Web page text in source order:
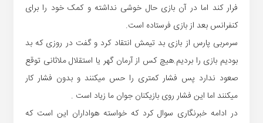
فرار کند اما در آن بازی حال خوشی نداشته و کمک خود را برای
کنفرانس بعد از بازی فرستاده است.
سرمربی پارس از بازی بد تیمش انتقاد کرد و گفت در روزی که بد
بودیم بازی را بردیم.هیچ کس از آرمان گهر یا استقلال ملاثانی توقع
صعود ندارد پس فشار کمتری را حس میکنند و بدون فشار کار
میکنند اما این فشار روی بازیکنان جوان ما زیاد است .
در ادامه خبرنگاری سوال کرد که خواسته هواداران این است که